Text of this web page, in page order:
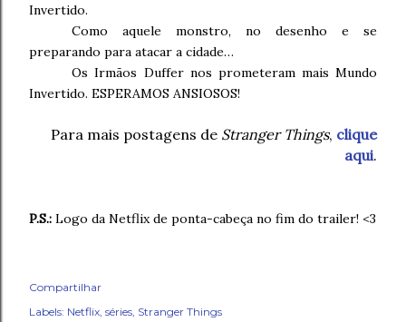
Invertido.
Como aquele monstro, no desenho e se
preparando para atacar a cidade…
Os Irmãos Duffer nos prometeram mais Mundo
Invertido. ESPERAMOS ANSIOSOS!
Para mais postagens de Stranger Things, clique
aqui.
P.S.: Logo da Netflix de ponta-cabeça no fim do trailer! <3
Compartilhar
Labels: Netflix séries Stranger Things